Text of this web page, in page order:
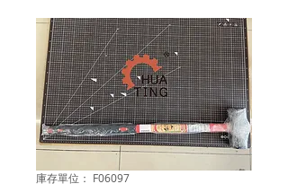
庫存單位： F06097